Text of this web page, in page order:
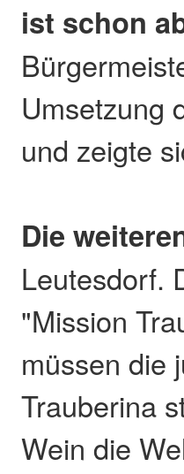
ist schon
Umsetzung
und zeigte
Die
Leutesdorf.
"Mission
müssen die
Trauberina
Wein die